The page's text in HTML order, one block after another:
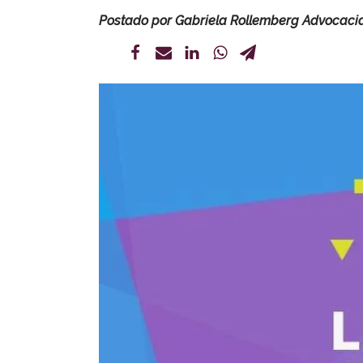
Postado porGabriela Rollemberg